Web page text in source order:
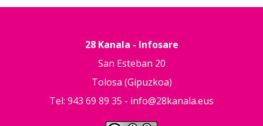
28 Kanala - Infosare
San Esteban 20
Tolosa (Gipuzkoa)
Tel: 943 69 89 35 - info@28kanala.eus